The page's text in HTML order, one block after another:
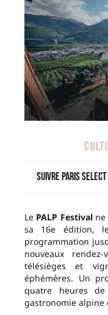
Suivre Paris
Le PALP Festivalne
sa 16e édition,
programmation
nouveaux
télésièges et
éphémères. Un
quatre heures
gastronomie alpine